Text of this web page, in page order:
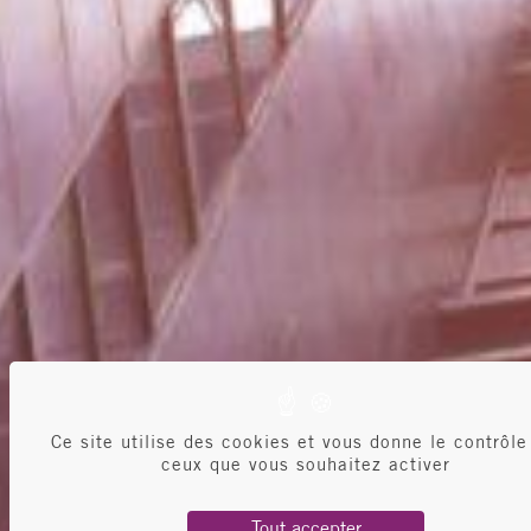
Ce site utilise des cookies et vous donne le contrôle
ceux que vous souhaitez activer